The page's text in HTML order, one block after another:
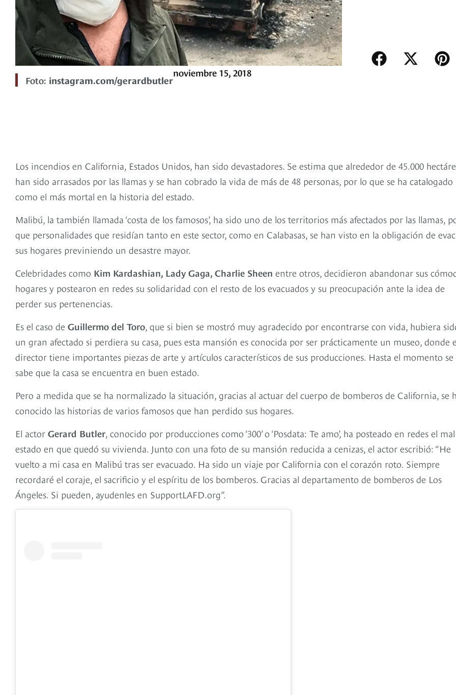
Foto: instagram.com/gerardbutler
noviembre 15, 2018
Los incendios en California, Estados Unidos, han sido devastadores. Se estima que alrededor de 45.000
han sido arrasados por las llamas y se han cobrado la vida de más de 48 personas, por lo que se ha catalogado
como el más mortal en la historia del estado.
Malibú, la también llamada ‘costa de los famosos’, ha sido uno de los territorios más afectados por las llamas,
que personalidades que residían tanto en este sector, como en Calabasas, se han visto en la obligación de
sus hogares previniendo un desastre mayor.
Celebridades como Kim Kardashian, Lady Gaga, Charlie Sheen entre otros, decidieron abandonar sus
hogares y postearon en redes su solidaridad con el resto de los evacuados y su preocupación ante la idea de
perder sus pertenencias.
Es el caso de Guillermo del Toro, que si bien se mostró muy agradecido por encontrarse con vida, hubiera
un gran afectado si perdiera su casa, pues esta mansión es conocida por ser prácticamente un museo, donde
director tiene importantes piezas de arte y artículos característicos de sus producciones. Hasta el momento se
sabe que la casa se encuentra en buen estado.
Pero a medida que se ha normalizado la situación, gracias al actuar del cuerpo de bomberos de California, se
conocido las historias de varios famosos que han perdido sus hogares.
El actor Gerard Butler, conocido por producciones como ‘300’ o ‘Posdata: Te amo’, ha posteado en redes el mal
estado en que quedó su vivienda. Junto con una foto de su mansión reducida a cenizas, el actor escribió: “He
vuelto a mi casa en Malibú tras ser evacuado. Ha sido un viaje por California con el corazón roto. Siempre
recordaré el coraje, el sacrificio y el espíritu de los bomberos. Gracias al departamento de bomberos de Los
Ángeles. Si pueden, ayudenles en SupportLAFD.org”.